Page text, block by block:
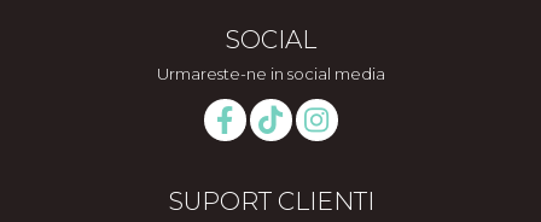
SOCIAL
Urmareste-ne in social media
SUPORT CLIENTI